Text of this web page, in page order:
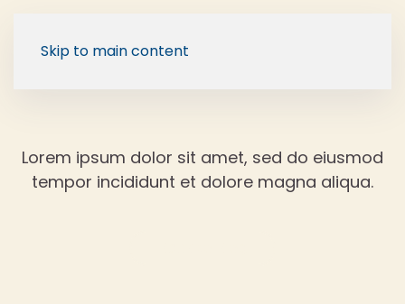
Skip to main content
Lorem ipsum dolor sit amet, sed do eiusmod
tempor incididunt et dolore magna aliqua.